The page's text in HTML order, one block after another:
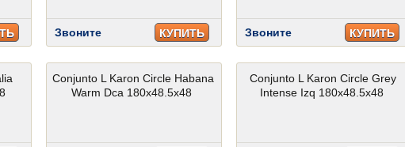
Звоните КУПИТЬ Звоните КУПИТЬ
Conjunto L Karon Circle Habana
Warm Dca 180x48.5x48
Conjunto L Karon Circle Grey
Intense Izq 180x48.5x48